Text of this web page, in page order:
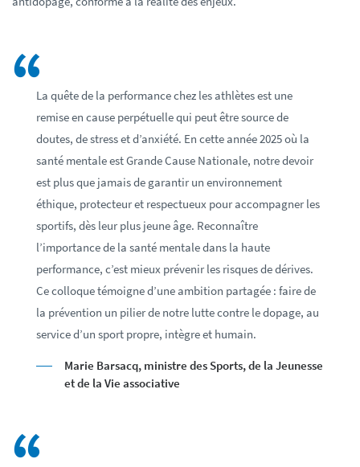
La quête de la performance chez les athlètes est une
remise en cause perpétuelle qui peut être source de
doutes, de stress et d’anxiété. En cette année 2025 où la
santé mentale est Grande Cause Nationale, notre devoir
est plus que jamais de garantir un environnement
éthique, protecteur et respectueux pour accompagner les
sportifs, dès leur plus jeune âge. Reconnaître
l’importance de la santé mentale dans la haute
performance, c’est mieux prévenir les risques de dérives.
Ce colloque témoigne d’une ambition partagée : faire de
la prévention un pilier de notre lutte contre le dopage, au
service d’un sport propre, intègre et humain.
Marie Barsacq, ministre des Sports, de la Jeunesse
et de la Vie associative